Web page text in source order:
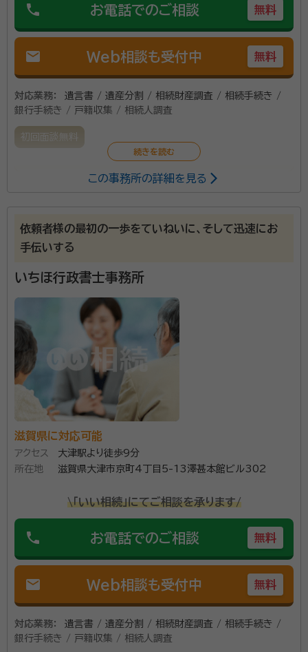
phone お電話でのご相談 無料
mail Web相談も受付中 無料
対応業務：
遺言書 / 遺産分割 / 相続財産調査 / 相続手続き /
銀行手続き / 戸籍収集 / 相続人調査
初回面談無料
相続開始時は、気持ちの落ち着かないまま多くの届出や
続手続におけるお客様の負担を極力減らし、誠実・丁寧
に手続のサポートさせていただきます。
この事務所の詳細を見る
依頼者様の最初の一歩をていねいに、そして迅速にお
手伝いする
いちほ行政書士事務所
滋賀県に対応可能
アクセス
大津駅より徒歩9分
所在地
滋賀県大津市京町4丁目5-13澤甚本館ビル302
\「いい相続」にてご相談を承ります/
phone お電話でのご相談 無料
mail Web相談も受付中 無料
対応業務：
遺言書 / 遺産分割 / 相続財産調査 / 相続手続き /
銀行手続き / 戸籍収集 / 相続人調査